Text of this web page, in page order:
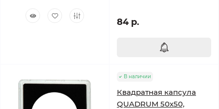
84 р.
В наличии
Квадратная капсула
QUADRUM 50х50,